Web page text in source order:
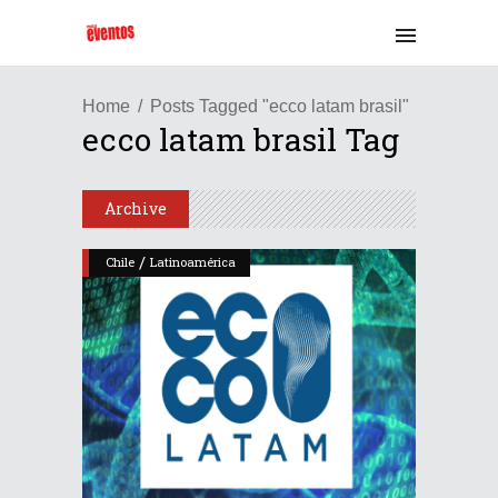
Home Posts Tagged "ecco latam brasil"
ecco latam brasil Tag
Archive
Chile / Latinoamérica